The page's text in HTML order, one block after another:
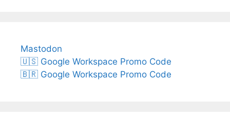
Mastodon
🇺🇸 Google Workspace Promo Code
🇧🇷 Google Workspace Promo Code